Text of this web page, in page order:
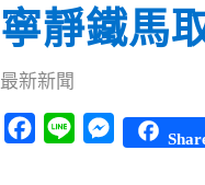
寧靜鐵馬
最新新聞
Facebook
Line Messenger